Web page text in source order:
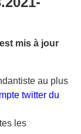
mis à jour
au plus
twitter du
les